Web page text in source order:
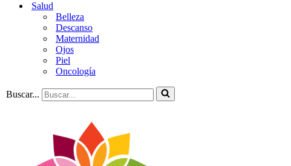
Salud
Belleza
Descanso
Maternidad
Ojos
Piel
Oncología
Buscar...